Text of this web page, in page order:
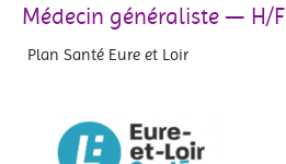
Médecin généraliste — H/F
Plan Santé Eure et Loir